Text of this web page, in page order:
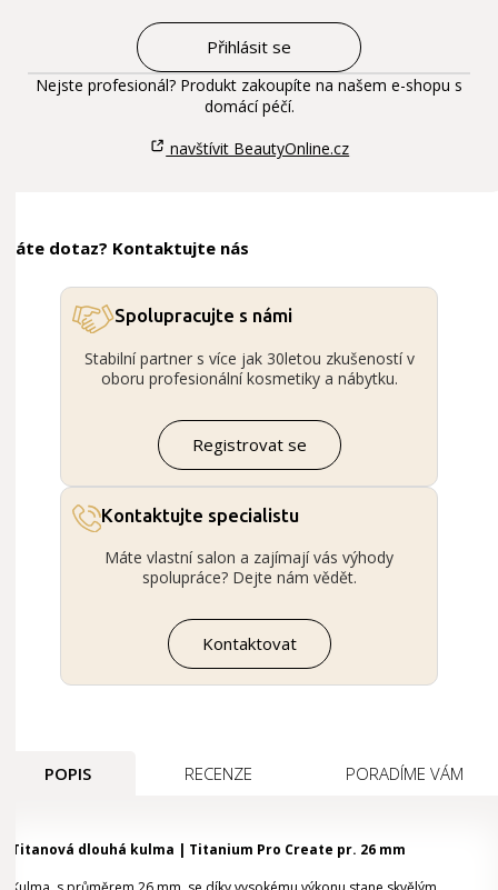
Přihlásit se
Nejste profesionál? Produkt zakoupíte na našem e-shopu s
domácí péčí.
navštívit BeautyOnline.cz
Máte dotaz? Kontaktujte nás
Spolupracujte s námi
Stabilní partner s více jak 30letou zkušeností v
oboru profesionální kosmetiky a nábytku.
Registrovat se
Kontaktujte specialistu
Máte vlastní salon a zajímají vás výhody
spolupráce? Dejte nám vědět.
Kontaktovat
POPIS RECENZE PORADÍME VÁM
Titanová dlouhá kulma | Titanium Pro Create pr. 26 mm